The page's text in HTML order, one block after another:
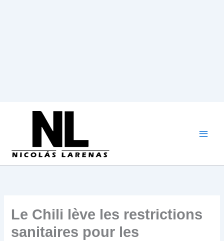
Le Chili lève les restrictions
sanitaires pour les